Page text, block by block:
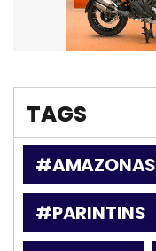
TAGS
#AMAZONAS
#PARINTINS